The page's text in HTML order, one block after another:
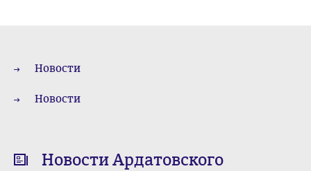
Новости
Новости
Новости Ардатовского